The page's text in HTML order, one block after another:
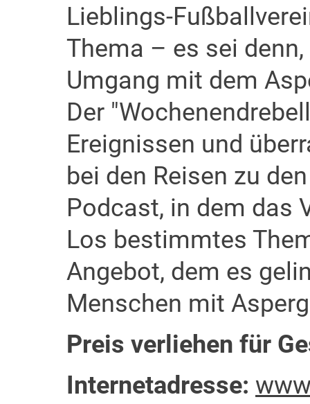
Lieblings-
Thema – es sei
Umgang mit dem
Der
Ereignissen und
bei den Reisen zu
Podcast, in dem das
Los bestimmtes
Angebot, dem es
Menschen mit
Preis verliehen für
Internetadresse: